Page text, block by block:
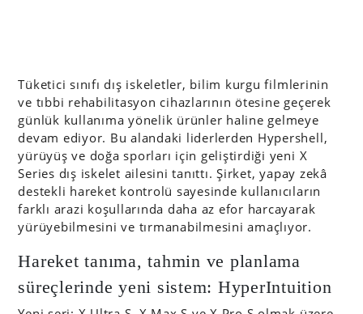
Tüketici sınıfı dış iskeletler, bilim kurgu filmlerinin
ve tıbbi rehabilitasyon cihazlarının ötesine geçerek
günlük kullanıma yönelik ürünler haline gelmeye
devam ediyor. Bu alandaki liderlerden Hypershell,
yürüyüş ve doğa sporları için geliştirdiği yeni X
Series dış iskelet ailesini tanıttı. Şirket, yapay zekâ
destekli hareket kontrolü sayesinde kullanıcıların
farklı arazi koşullarında daha az efor harcayarak
yürüyebilmesini ve tırmanabilmesini amaçlıyor.
Hareket tanıma, tahmin ve planlama
süreçlerinde yeni sistem: HyperIntuition